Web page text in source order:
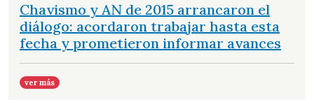
Chavismo y AN de 2015 arrancaron el
diálogo: acordaron trabajar hasta esta
fecha y prometieron informar avances
ver más